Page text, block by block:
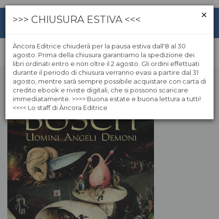
>>> CHIUSURA ESTIVA <<<
Àncora Editrice chiuderà per la pausa estiva dall'8 al 30
agosto. Prima della chiusura garantiamo la spedizione dei
libri ordinati entro e non oltre il 2 agosto. Gli ordini effettuati
durante il periodo di chiusura verranno evasi a partire dal 31
agosto, mentre sarà sempre possibile acquistare con carta di
credito ebook e riviste digitali, che si possono scaricare
immediatamente. >>>> Buona estate e buona lettura a tutti!
<<<< Lo staff di Àncora Editrice